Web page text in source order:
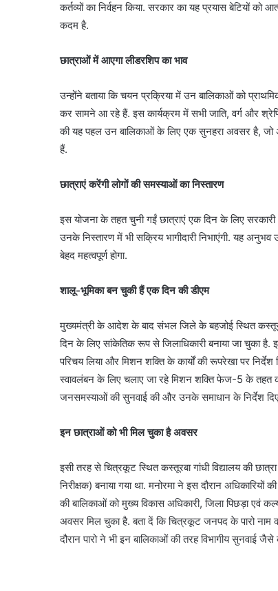
कर्तव्यों का निर्वहन किया. सरकार का यह प्रयास बेटियों
कदम है.
छात्राओं में आएगा लीडरशिप का भाव
उन्होंने बताया कि चयन प्रक्रिया में उन बालिकाओं को
कर सामने आ रहे हैं. इस कार्यक्रम में सभी जाति, वर्ग और
की यह पहल उन बालिकाओं के लिए एक सुनहरा अवसर है, जो
हैं.
छात्राएं करेंगी लोगों की समस्याओं का निस्तारण
इस योजना के तहत चुनी गईं छात्राएं एक दिन के लिए सरकारी
उनके निस्तारण में भी सक्रिय भागीदारी निभाएंगी. यह
बेहद महत्वपूर्ण होगा.
शालू-भूमिका बन चुकी हैं एक दिन की डीएम
मुख्यमंत्री के आदेश के बाद संभल जिले के बहजोई स्थित
दिन के लिए सांकेतिक रूप से जिलाधिकारी बनाया जा चुका
परिचय लिया और मिशन शक्ति के कार्यों की रूपरेखा पर
स्वावलंबन के लिए चलाए जा रहे मिशन शक्ति फेज-5 के तहत
जनसमस्याओं की सुनवाई की और उनके समाधान के निर्देश
इन छात्राओं को भी मिल चुका है अवसर
इसी तरह से चित्रकूट स्थित कस्तूरबा गांधी विद्यालय की
निरीक्षक) बनाया गया था. मनोरमा ने इस दौरान अधिकारियों
की बालिकाओं को मुख्य विकास अधिकारी, जिला पिछड़ा एवं
अवसर मिल चुका है. बता दें कि चित्रकूट जनपद के पारो नाम
दौरान पारो ने भी इन बालिकाओं की तरह विभागीय सुनवाई